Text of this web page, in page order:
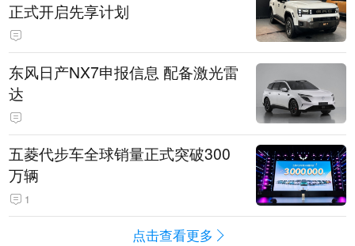
正式开启先享计划
东风日产NX7申报信息 配备激光雷
达
五菱代步车全球销量正式突破300
万辆
1
点击查看更多